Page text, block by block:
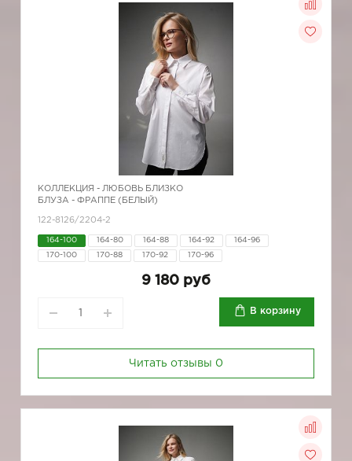
КОЛЛЕКЦИЯ - ЛЮБОВЬ БЛИЗКО
БЛУЗА - ФРАППЕ (БЕЛЫЙ)
122-8126/2204-2
164-100 164-80 164-88 164-92 164-96
170-100 170-88 170-92 170-96
9 180 руб
В корзину
Читать отзывы 0